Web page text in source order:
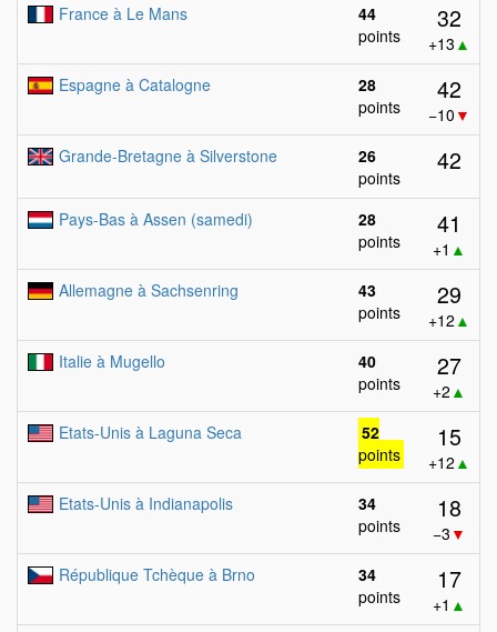
France à Le Mans
44
points
32
+13 ▲
Espagne à Catalogne
28
points
42
−10 ▼
Grande-Bretagne à Silverstone
26
points
42
Pays-Bas à Assen (samedi)
28
points
41
+1 ▲
Allemagne à Sachsenring
43
points
29
+12 ▲
Italie à Mugello
40
points
27
+2 ▲
Etats-Unis à Laguna Seca
52
points
15
+12 ▲
Etats-Unis à Indianapolis
34
points
18
−3 ▼
République Tchèque à Brno
34
points
17
+1 ▲